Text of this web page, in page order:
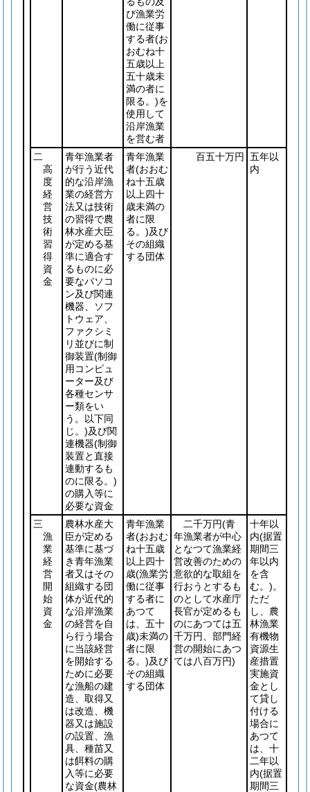
び漁業労
働に従事
する者(お
おむね十
五歳以上
五十歳未
満の者に
限る。)を
使用して
沿岸漁業
を営む者
二
高
度
経
営
技
術
習
得
資
金
青年漁業者
が行う近代
的な沿岸漁
業の経営方
法又は技術
の習得で農
林水産大臣
が定める基
準に適合す
るものに必
要なパソコ
ン及び関連
機器、ソフ
トウェア、
ファクシミ
リ並びに制
御装置(制御
用コンピュ
ーター及び
各種センサ
ー類をい
う。以下同
じ。)及び関
連機器(制御
装置と直接
連動するも
のに限る。)
の購入等に
必要な資金
青年漁業
者(おおむ
ね十五歳
以上四十
歳未満の
者に限
る。)及び
その組織
する団体
百五十万円
五年以
内
三
漁
業
経
営
開
始
資
金
農林水産大
臣が定める
基準に基づ
き青年漁業
者又はその
組織する団
体が近代的
な沿岸漁業
の経営を自
ら行う場合
に当該経営
を開始する
ために必要
な漁船の建
造、取得又
は改造、機
器又は施設
の設置、漁
具、種苗又
は餌料の購
入等に必要
な資金(農林
青年漁業
者(おおむ
ね十五歳
以上四十
歳(漁業労
働に従事
する者に
あつて
は、五十
歳)未満の
者に限
る。)及び
その組織
する団体
二千万円(青
年漁業者が中心
となつて漁業経
営改善のための
意欲的な取組を
行おうとするも
のとして水産庁
長官が定めるも
のにあつては五
千万円、部門経
営の開始にあつ
ては八百万円)
十年以
内(据置
期間三
年以内
を含
む。)。
ただ
し、農
林漁業
有機物
資源生
産措置
実施資
金とし
て貸し
付ける
場合に
あつて
は、十
二年以
内(据置
期間三